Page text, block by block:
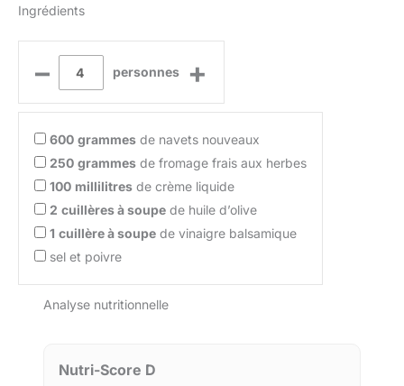
Ingrédients
– personnes +
600 grammes de navets nouveaux
250 grammes de fromage frais aux herbes
100 millilitres de crème liquide
2 cuillères à soupe de huile d’olive
1 cuillère à soupe de vinaigre balsamique
sel et poivre
Analyse nutritionnelle
Nutri-Score D